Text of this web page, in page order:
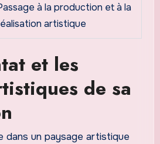
à la production et à la
artistique
et les
de sa
dans un paysage artistique